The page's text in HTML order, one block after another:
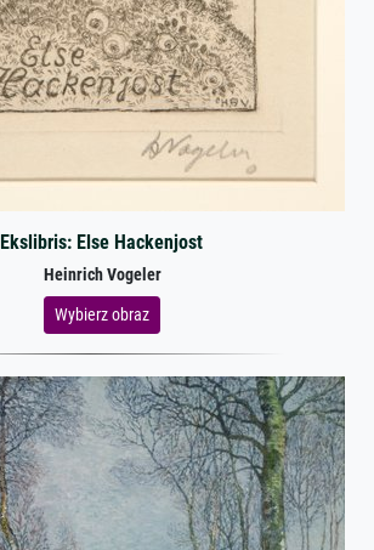
Ekslibris: Else Hackenjost
Heinrich Vogeler
Wybierz obraz